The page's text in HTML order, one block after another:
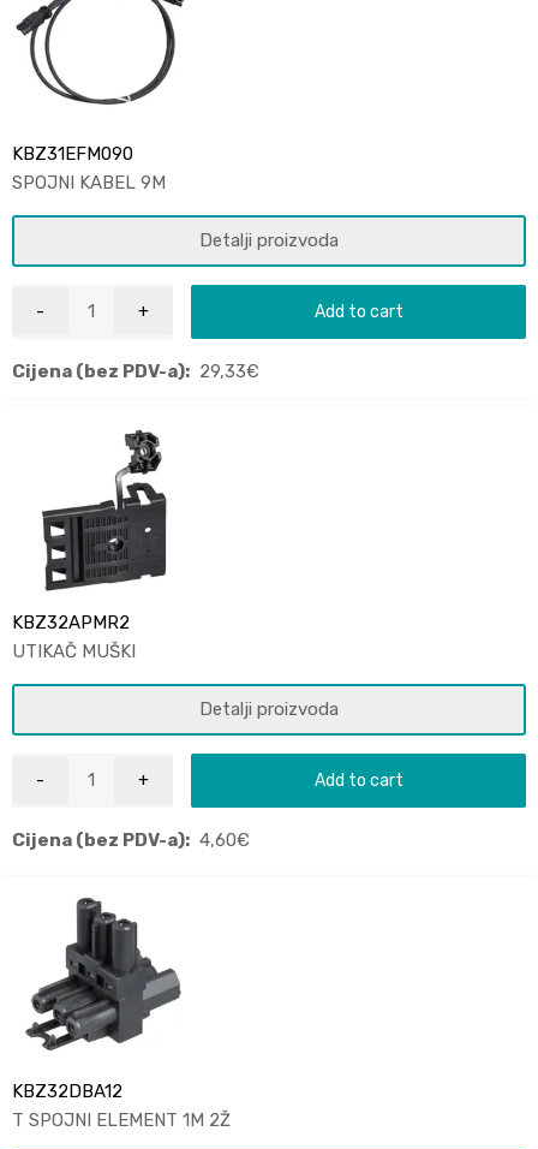
KBZ31EFM090
SPOJNI KABEL 9M
Detalji proizvoda
Add to cart
Cijena (bez PDV-a): 29,33€
KBZ32APMR2
UTIKAČ MUŠKI
Detalji proizvoda
Add to cart
Cijena (bez PDV-a): 4,60€
KBZ32DBA12
T SPOJNI ELEMENT 1M 2Ž